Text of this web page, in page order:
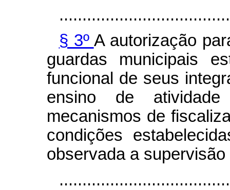
§ 3º A autorização
guardas municipais
funcional de seus
ensino de
mecanismos de
condições
observada a